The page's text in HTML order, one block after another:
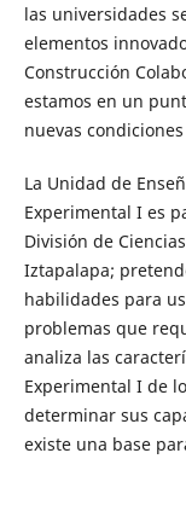
las universidades
elementos
Construcción
estamos en un
nuevas
La Unidad de
Experimental I es
División de
Iztapalapa;
habilidades para
problemas que
analiza las
Experimental I de
determinar sus
existe una base